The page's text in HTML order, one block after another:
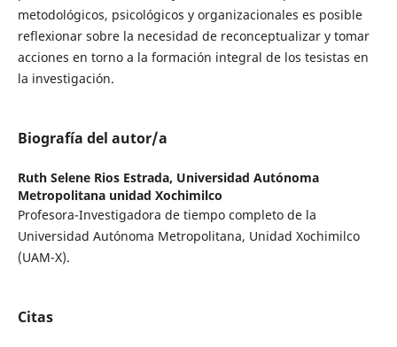
metodológicos, psicológicos y organizacionales es posible
reflexionar sobre la necesidad de reconceptualizar y tomar
acciones en torno a la formación integral de los tesistas en
la investigación.
Biografía del autor/a
Ruth Selene Rios Estrada, Universidad Autónoma
Metropolitana unidad Xochimilco
Profesora-Investigadora de tiempo completo de la
Universidad Autónoma Metropolitana, Unidad Xochimilco
(UAM-X).
Citas